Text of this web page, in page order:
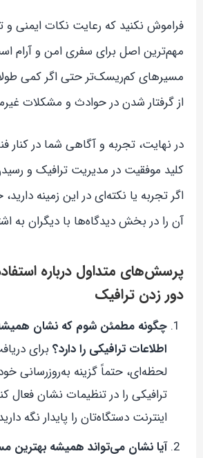
فراموش نکنید که رعایت نکات ایمنی و
مهم‌ترین اصل برای سفری امن و آرام
مسیرهای کم‌ریسک‌تر حتی اگر کمی
از گرفتار شدن در حوادث و مشکلات
در نهایت، تجربه و آگاهی شما در کنار
کلید موفقیت در مدیریت ترافیک و
اگر تجربه یا نکته‌ای در این زمینه
آن را در بخش دیدگاه‌ها با دیگران به
پرسش‌های متداول درباره
دور زدن ترافیک
چگونه مطمئن شوم که نشان
اطلاعات ترافیکی را دارد؟ برای
لحظه‌ای، حتماً گزینه به‌روزرسانی
ترافیکی را در تنظیمات نشان فعال
اینترنت دستگاه‌تان را پایدار نگه
آیا نشان می‌تواند همیشه بهترین